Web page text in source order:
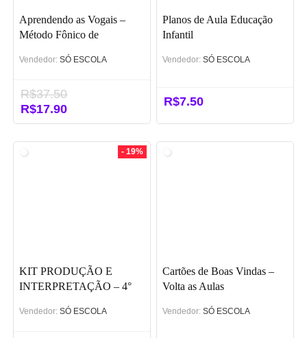
Aprendendo as Vogais –
Método Fônico de
Vendedor: SÓ ESCOLA
R$37.50
O
preço
R$17.90O
preço
Planos de Aula Educação
Infantil
Vendedor: SÓ ESCOLA
R$7.50
- 19%
KIT PRODUÇÃO E
INTERPRETAÇÃO – 4°
Vendedor: SÓ ESCOLA
Cartões de Boas Vindas –
Volta as Aulas
Vendedor: SÓ ESCOLA